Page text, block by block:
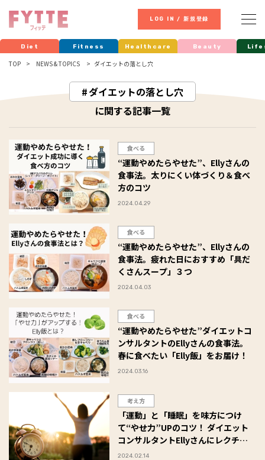
LOG IN / 新規登録
Diet Fitness Healthcare Beauty
TOP NEWS & TOPICS ダイエットの落とし穴
ダイエットの落とし穴
に関する記事一覧
食べる
“運動やめたらやせた”、Ellyさんの
食事法。太りにくい体づくり＆食べ
方のコツ
2024.04.29
食べる
“運動やめたらやせた”、Ellyさんの
食事法。疲れた日におすすめ「具だ
くさんスープ」３つ
2024.04.03
食べる
“運動やめたらやせた”ダイエットコ
ンサルタントのEllyさんの食事法。
春に食べたい「Elly飯」をお届け！
2024.03.16
考え方
「運動」と「睡眠」を味方につけ
て“やせ力”UPのコツ！ ダイエット
コンサルタントEllyさんにレクチャ
ー
2024.02.14